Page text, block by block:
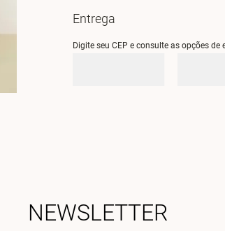
Entrega
Digite seu CEP e consulte as opções de
NEWSLETTER